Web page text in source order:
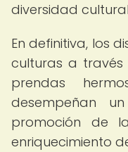
diversidad
En definitiva, los
culturas a
prendas
desempeñan
promoción de
enriquecimiento